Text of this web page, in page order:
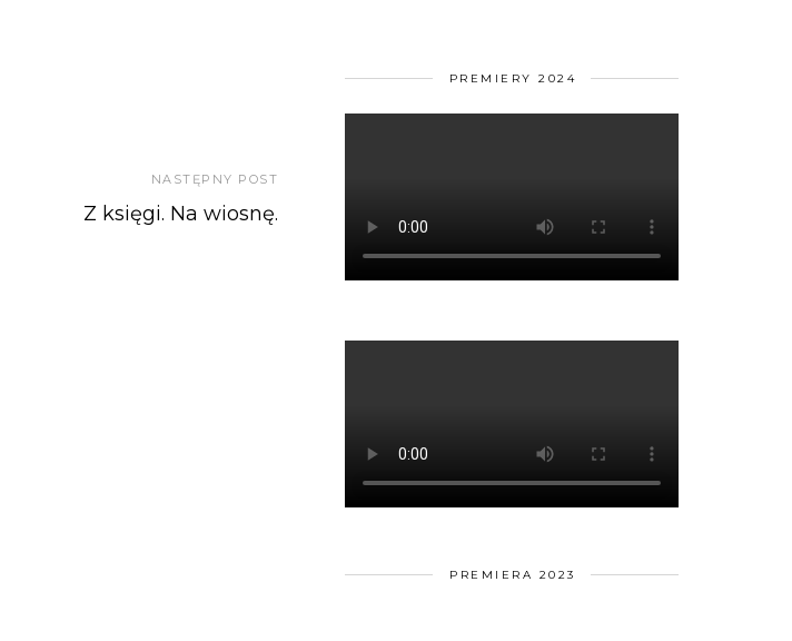
NASTĘPNY POST
Z księgi. Na wiosnę.
PREMIERY 2024
PREMIERA 2023